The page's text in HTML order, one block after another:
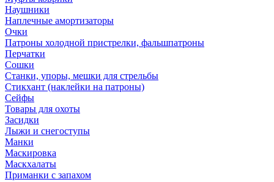
Наушники
Наплечные амортизаторы
Очки
Патроны холодной пристрелки, фальшпатроны
Перчатки
Сошки
Станки, упоры, мешки для стрельбы
Стикхант (наклейки на патроны)
Сейфы
Товары для охоты
Засидки
Лыжи и снегоступы
Манки
Маскировка
Маскхалаты
Приманки с запахом